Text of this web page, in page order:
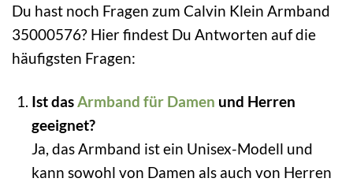
Du hast noch Fragen zum Calvin Klein Armband
35000576? Hier findest Du Antworten auf die
häufigsten Fragen:
Ist dasArmband für Damen und Herren
geeignet?
Ja, das Armband ist ein Unisex-Modell und
kann sowohl von Damen als auch von Herren